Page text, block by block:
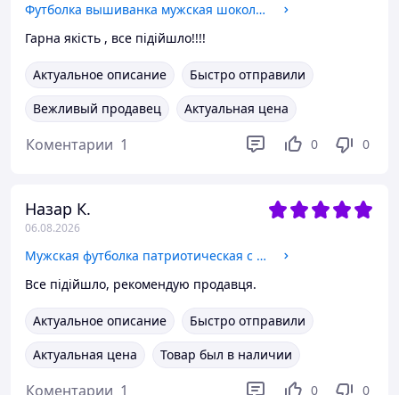
Футболка вышиванка мужская шоколадная Монолит, футболка с вышивкой мужская, футболка вышитая L
Гарна якість , все підійшло!!!!
Актуальное описание
Быстро отправили
Вежливый продавец
Актуальная цена
Коментарии 1 0 0
Назар К.
06.08.2026
Мужская футболка патриотическая с вышивкой Патриот 2 футболка вышивка,футболка вышиванка,футболка с вышиванкой XL, Трикотаж
Все підійшло, рекомендую продавця.
Актуальное описание
Быстро отправили
Актуальная цена
Товар был в наличии
Коментарии 1 0 0